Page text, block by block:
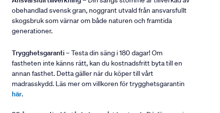
obehandlad svensk gran, noggrant utvald från ansvarsfullt
skogsbruk som värnar om både naturen och framtida
generationer.
Trygghetsgaranti– Testa din säng i 180 dagar! Om
fastheten inte känns rätt, kan du kostnadsfritt byta till en
annan fasthet. Detta gäller när du köper till vårt
madrasskydd. Läs mer om villkoren för trygghetsgarantin
här.